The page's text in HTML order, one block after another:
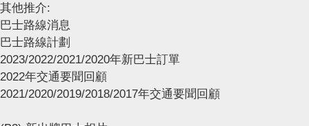
其他推介:
巴士路線消息
巴士路線計劃
2023/2022/2021/2020年新巴士訂單
2022年交通要聞回顧
2021/2020/2019/2018/2017年交通要聞回顧